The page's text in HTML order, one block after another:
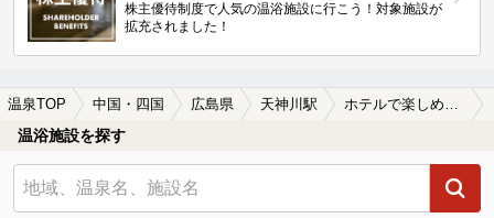
株主優待制度で人気の温浴施設に行こう！対象施設が
拡充されました！
温泉TOP 中国・四国 広島県 天神川駅 ホテルで楽しめる天神川駅近くの温泉、日帰り温泉、スーパー銭湯おすすめ
温浴施設を探す